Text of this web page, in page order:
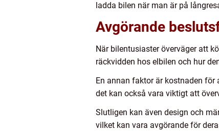
ladda bilen när man är på
Avgörande
När bilentusiaster överväger att
räckvidden hos elbilen och hur
En annan faktor är kostnaden för
det kan också vara viktigt att
Slutligen kan även design och
vilket kan vara avgörande för